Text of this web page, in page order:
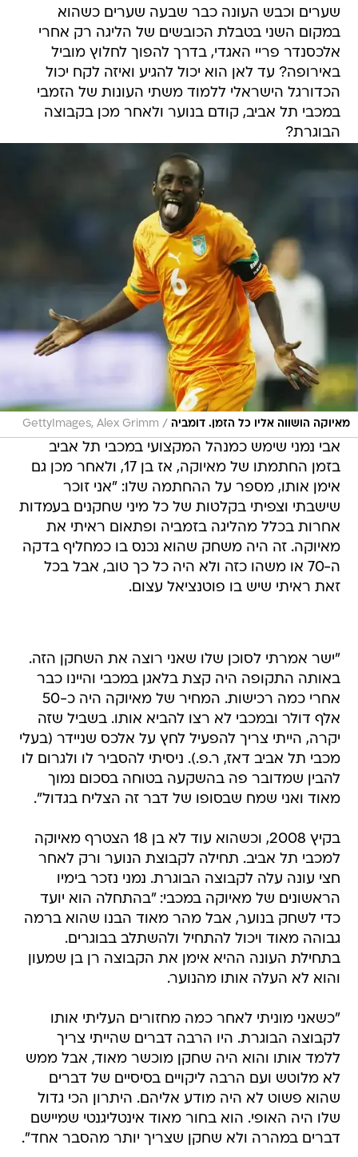
שערים וכבש העונה כבר שבעה שערים כשהוא
במקום השני בטבלת הכובשים של הליגה רק אחרי
אלכסנדר פריי האגדי, בדרך להפוך לחלוץ מוביל
באירופה? עד לאן הוא יכול להגיע ואיזה לקח יכול
הכדורגל הישראלי ללמוד משתי העונות של הזמבי
במכבי תל אביב, קודם בנוער ולאחר מכן בקבוצה
הבוגרת?
מאיוקה הושווה אליו כל הזמן. דומביה /
GettyImages, Alex Grimm
אבי נמני שימש כמנהל המקצועי במכבי תל אביב
בזמן החתמתו של מאיוקה, אז בן 17, ולאחר מכן גם
אימן אותו, מספר על ההחתמה שלו: "אני זוכר
שישבתי וצפיתי בקלטות של כל מיני שחקנים בעמדות
אחרות בכלל מהליגה בזמביה ופתאום ראיתי את
מאיוקה. זה היה משחק שהוא נכנס בו כמחליף בדקה
ה-70 או משהו כזה ולא היה כל כך טוב, אבל בכל
זאת ראיתי שיש בו פוטנציאל עצום.
"ישר אמרתי לסוכן שלו שאני רוצה את השחקן הזה.
באותה התקופה היה קצת בלאגן במכבי והיינו כבר
אחרי כמה רכישות. המחיר של מאיוקה היה כ-50
אלף דולר ובמכבי לא רצו להביא אותו. בשביל שזה
יקרה, הייתי צריך להפעיל לחץ על אלכס שניידר (בעלי
מכבי תל אביב דאז, ר.פ.). ניסיתי להסביר לו ולגרום לו
להבין שמדובר פה בהשקעה בטוחה בסכום נמוך
מאוד ואני שמח שבסופו של דבר זה הצליח בגדול".
בקיץ 2008, וכשהוא עוד לא בן 18 הצטרף מאיוקה
למכבי תל אביב. תחילה לקבוצת הנוער ורק לאחר
חצי עונה עלה לקבוצה הבוגרת. נמני נזכר בימיו
הראשונים של מאיוקה במכבי: "בהתחלה הוא יועד
כדי לשחק בנוער, אבל מהר מאוד הבנו שהוא ברמה
גבוהה מאוד ויכול להתחיל ולהשתלב בבוגרים.
בתחילת העונה ההיא אימן את הקבוצה רן בן שמעון
והוא לא העלה אותו מהנוער.
"כשאני מוניתי לאחר כמה מחזורים העליתי אותו
לקבוצה הבוגרת. היו הרבה דברים שהייתי צריך
ללמד אותו והוא היה שחקן מוכשר מאוד, אבל ממש
לא מלוטש ועם הרבה ליקויים בסיסיים של דברים
שהוא פשוט לא היה מודע אליהם. היתרון הכי גדול
שלו היה האופי. הוא בחור מאוד אינטליגנטי שמיישם
דברים במהרה ולא שחקן שצריך יותר מהסבר אחד".